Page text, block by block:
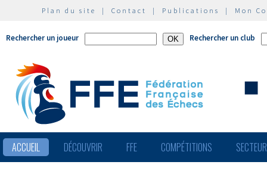
Plan du site | Contact | Publications | Mon
Rechercher un joueur Rechercher un club
ACCUEIL DÉCOUVRIR FFE COMPÉTITIONS